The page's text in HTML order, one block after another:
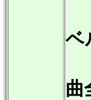
ベ
曲